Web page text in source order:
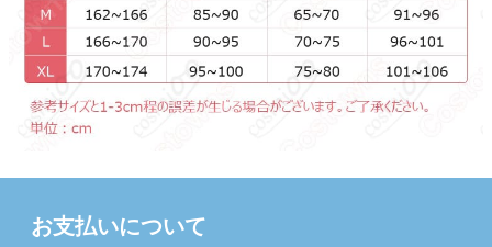
お支払いについて